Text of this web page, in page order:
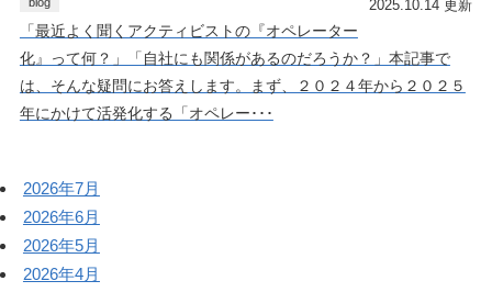
2025.10.14 更新
「最近よく聞くアクティビストの『オペレーター
化』って何？」「自社にも関係があるのだろうか？」本記事で
は、そんな疑問にお答えします。まず、２０２４年から２０２５
年にかけて活発化する「オペレー･･･
2026年7月
2026年6月
2026年5月
2026年4月